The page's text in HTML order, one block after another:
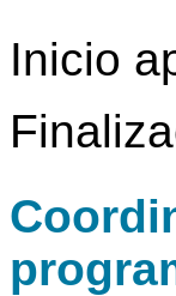
Inicio